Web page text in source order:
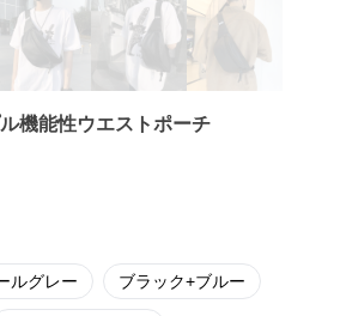
機能性ウエストポーチ
ルグレー ブラック+ブルー